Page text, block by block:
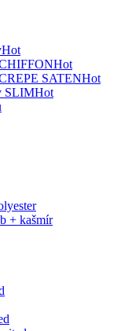
Hot
Hot
SATENHot
SLIMHot
+ kašmír